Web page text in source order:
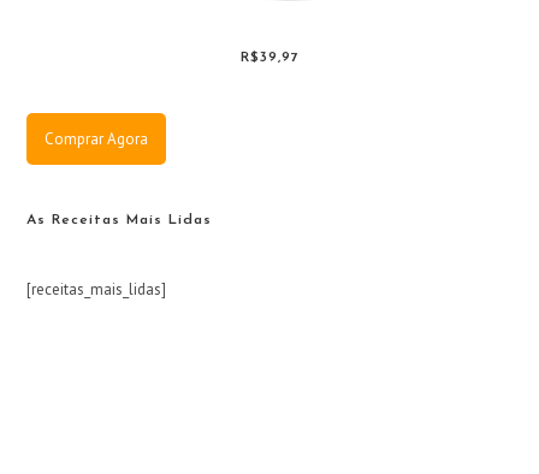
R$39,97
Comprar Agora
As Receitas Mais Lidas
[receitas_mais_lidas]